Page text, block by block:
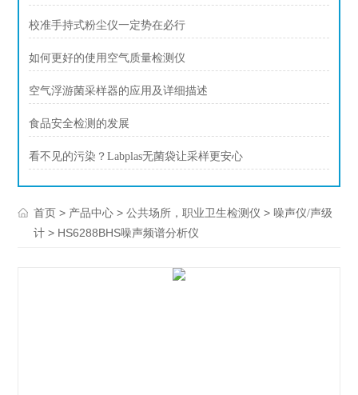
校准手持式粉尘仪一定势在必行
如何更好的使用空气质量检测仪
空气浮游菌采样器的应用及详细描述
食品安全检测的发展
看不见的污染？Labplas无菌袋让采样更安心
首页 > 产品中心 >公共场所，职业卫生检测仪 > 噪声仪/声级
计 > HS6288BHS噪声频谱分析仪